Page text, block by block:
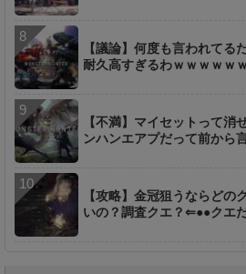
【議論】何度も言われてる
耐久高すぎるわｗｗｗｗｗｗ
【不満】マイセットって
ンハンエアプだって前から
【攻略】金冠狙うならどの
いの？調査クエ？⇐●●クエ